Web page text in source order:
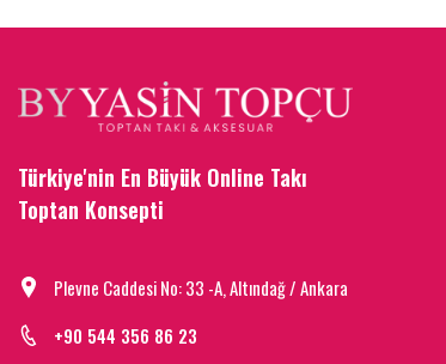
Türkiye'nin En Büyük Online Takı
Toptan Konsepti
Plevne Caddesi No: 33 -A, Altındağ / Ankara
+90 544 356 86 23